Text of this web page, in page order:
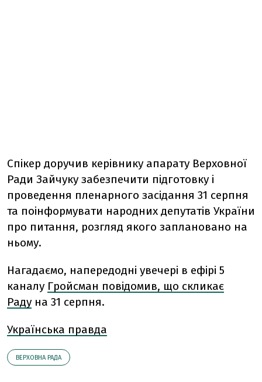
Спікер доручив керівнику апарату Верховної
Ради Зайчуку забезпечити підготовку і
проведення пленарного засідання 31 серпня
та поінформувати народних депутатів України
про питання, розгляд якого заплановано на
ньому.
Нагадаємо, напередодні увечері в ефірі 5
каналу Гройсман повідомив, що скликає
Раду на 31 серпня.
Українська правда
ВЕРХОВНА РАДА